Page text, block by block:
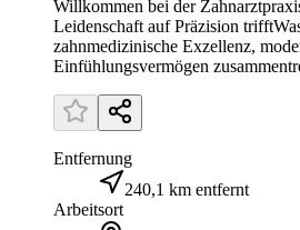
Willkommen bei der
Leidenschaft auf Präzision
zahnmedizinische Exzellenz,
Einfühlungsvermögen
Entfernung
240,1 km entfernt
Arbeitsort